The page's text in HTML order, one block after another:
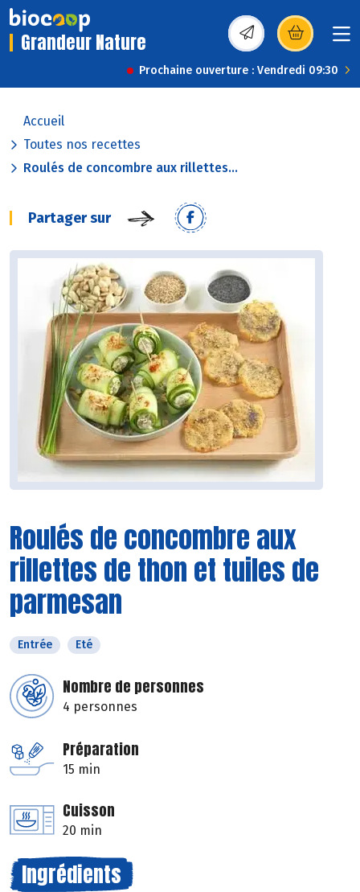
Grandeur Nature (s’ouvre dans une
Prochaine ouverture : Vendredi 09:30
Accueil
Toutes nos recettes
Roulés de concombre aux rillettes...
Partager sur
Roulés de concombre aux
rillettes de thon et tuiles de
parmesan
Entrée Eté
Nombre de personnes
4 personnes
Préparation
15 min
Cuisson
20 min
Ingrédients